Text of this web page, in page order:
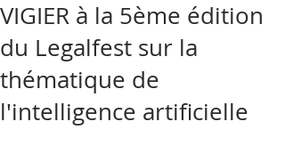
VIGIER à la 5ème édition
du Legalfest sur la
thématique de
l'intelligence artificielle